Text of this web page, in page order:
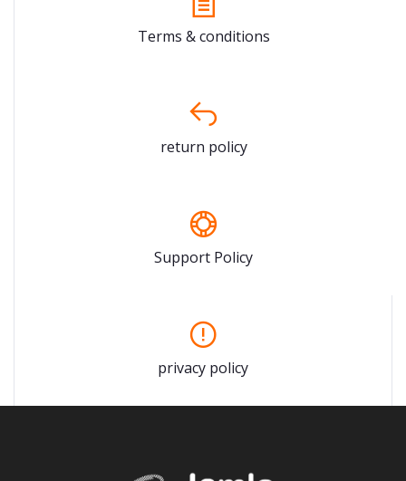
Terms & conditions
return policy
Support Policy
privacy policy